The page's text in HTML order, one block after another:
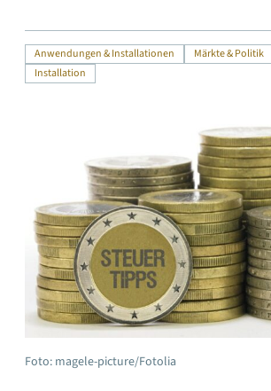
Anwendungen & Installationen Märkte & Politik
Installation
Foto: magele-picture/Fotolia